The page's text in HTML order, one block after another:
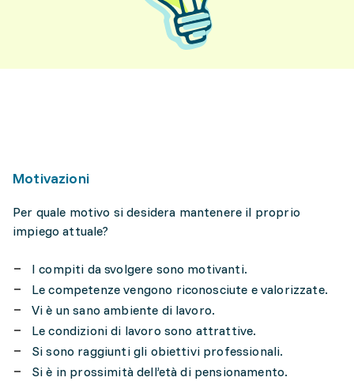
Motivazioni
Per quale motivo si desidera mantenere il proprio
impiego attuale?
I compiti da svolgere sono motivanti.
Le competenze vengono riconosciute e valorizzate.
Vi è un sano ambiente di lavoro.
Le condizioni di lavoro sono attrattive.
Si sono raggiunti gli obiettivi professionali.
Si è in prossimità dell’età di pensionamento.